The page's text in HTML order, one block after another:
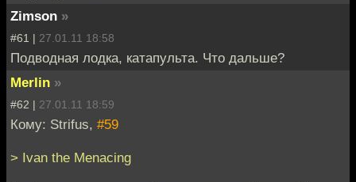
Zimson »
#61 | 27.01.11 18:58
Подводная лодка, катапульта. Что дальше?
Merlin »
#62 | 27.01.11 18:59
Кому: Strifus, #59
> Ivan the Menacing